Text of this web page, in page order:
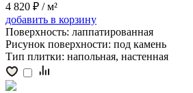
4 820 ₽ / м²
добавить в корзину
Поверхность: лаппатированная
Рисунок поверхности: под камень
Тип плитки: напольная, настенная